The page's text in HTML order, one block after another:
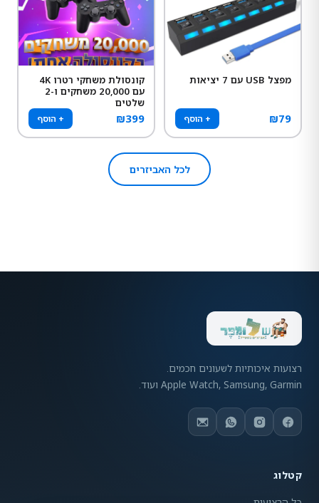
מפצל USB עם 7 יציאות
₪79 + הוסף
קונסולת משחקי רטרו 4K
עם 20,000 משחקים ו-2
שלטים
₪399 + הוסף
לכל האביזרים
רצועות איכותיות לשעונים חכמים.
Apple Watch, Samsung, Garmin ועוד.
קטלוג